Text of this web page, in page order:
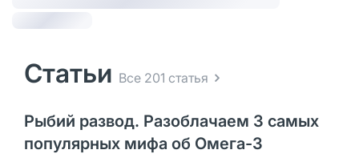
Статьи Все 201 статья
Рыбий развод. Разоблачаем 3 самых
популярных мифа об Омега-3